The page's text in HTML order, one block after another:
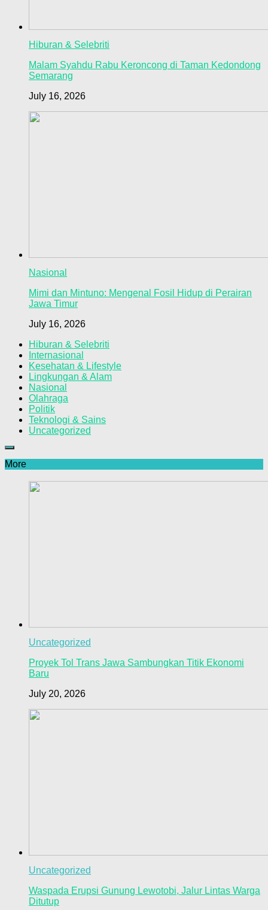
Hiburan & Selebriti
Malam Syahdu Rabu Keroncong di Taman Kedondong
Semarang
July 16, 2026
Nasional
Mimi dan Mintuno: Mengenal Fosil Hidup di Perairan
Jawa Timur
July 16, 2026
Hiburan & Selebriti
Internasional
Kesehatan & Lifestyle
Lingkungan & Alam
Nasional
Olahraga
Politik
Teknologi & Sains
Uncategorized
More
Uncategorized
Proyek Tol Trans Jawa Sambungkan Titik Ekonomi
Baru
July 20, 2026
Uncategorized
Waspada Erupsi Gunung Lewotobi, Jalur Lintas Warga
Ditutup